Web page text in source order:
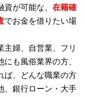
資が可能な、 在籍確
でお金を借りたい場
主婦、自営業、フリ
も風俗業界の方、
ば、どんな職業の方
、銀行ローン・大手